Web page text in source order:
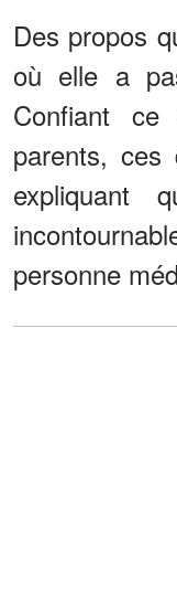
Des propos
où elle a
Confiant
parents, ces
expliquant
personne